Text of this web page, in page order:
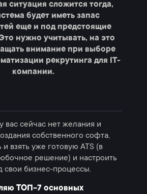
ситуация сложится тогда,
будет иметь запас
еще и под предстоящие
нужно учитывать, на это
внимание при выборе
рекрутинга для IT-
компании.
вас сейчас нет желания и
собственного софта,
взять уже готовую ATS (в
решение) и настроить
свои бизнес-процессы.
ТОП-7 основных